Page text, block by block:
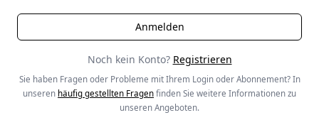
Noch kein Konto? Registrieren
Sie haben Fragen oder Probleme mit Ihrem Login oder Abonnement? In
unseren häufig gestellten Fragen finden Sie weitere Informationen zu
unseren Angeboten.